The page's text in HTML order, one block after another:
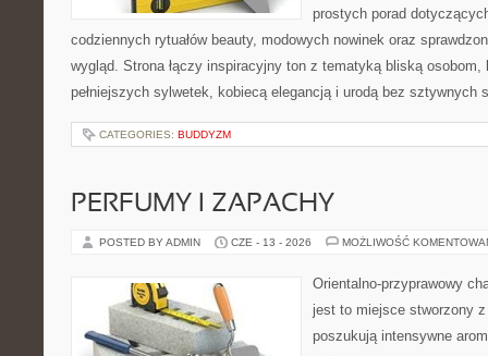
prostych porad
codziennych rytuałów beauty, modowych nowinek oraz
wygląd. Strona łączy inspiracyjny ton z tematyką bliską
pełniejszych sylwetek, kobiecą elegancją i urodą bez sztywnych
CATEGORIES: BUDDYZM
PERFUMY I ZAPACHY
POSTED BY ADMIN CZE - 13 - 2026 MOŻLIWOŚĆ
Orientalno-przyprawowy
jest to miejsce stworzony
poszukują intensywne